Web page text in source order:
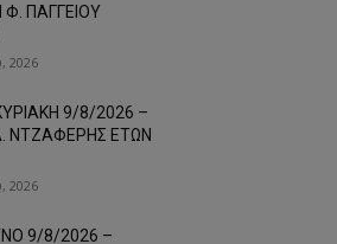
ΠΑΓΓΕΙΟΥ
2026
9/8/2026 –
ΝΤΖΑΦΕΡΗΣ ΕΤΩΝ
2026
9/8/2026 –